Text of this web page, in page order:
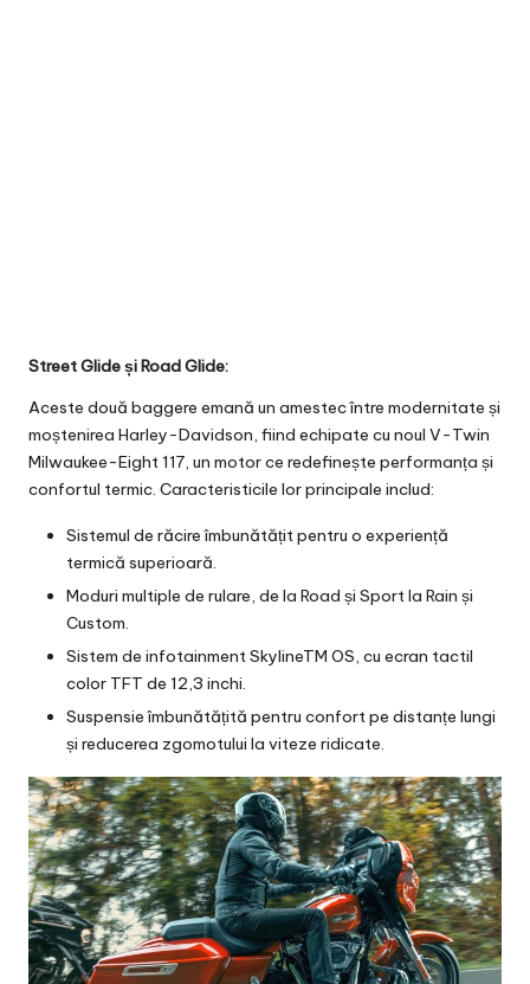
Street Glide și Road Glide:
Aceste două baggere emană un amestec între modernitate și
moștenirea Harley-Davidson, fiind echipate cu noul V-Twin
Milwaukee-Eight 117, un motor ce redefinește performanța și
confortul termic. Caracteristicile lor principale includ:
Sistemul de răcire îmbunătățit pentru o experiență
termică superioară.
Moduri multiple de rulare, de la Road și Sport la Rain și
Custom.
Sistem de infotainment SkylineTM OS, cu ecran tactil
color TFT de 12,3 inchi.
Suspensie îmbunătățită pentru confort pe distanțe lungi
și reducerea zgomotului la viteze ridicate.